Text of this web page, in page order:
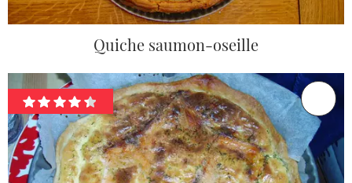
Quiche saumon-oseille